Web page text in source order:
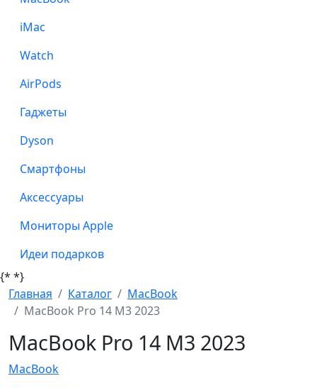
iMac
Watch
AirPods
Гаджеты
Dyson
Смартфоны
Аксессуары
Мониторы Apple
Идеи подарков
{* *}
Главная
Каталог
MacBook
MacBook Pro 14 M3 2023
MacBook Pro 14 M3 2023
MacBook